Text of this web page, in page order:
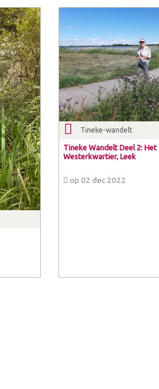
Tineke-wandelt
Tineke Wandelt Deel 2: Het
Westerkwartier, Leek
op 02 dec 2022